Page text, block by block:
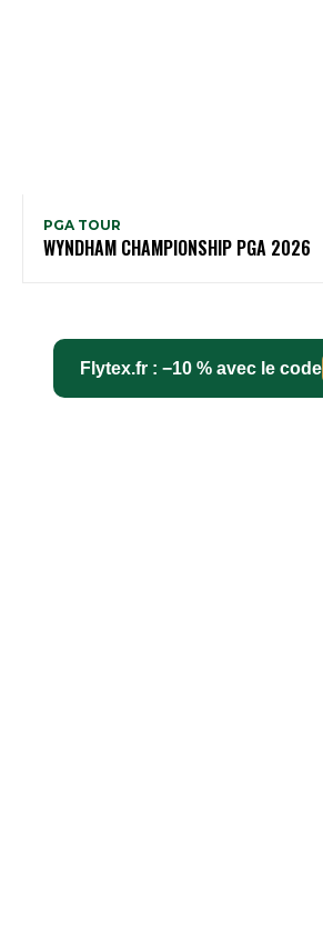
PGA TOUR
WYNDHAM CHAMPIONSHIP PGA 2026
Flytex.fr : −10 % avec le code